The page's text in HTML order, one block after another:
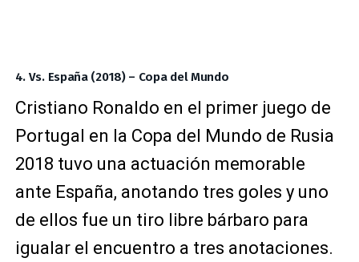
4. Vs. España (2018) – Copa del Mundo
Cristiano Ronaldo en el primer juego de
Portugal en la Copa del Mundo de Rusia
2018 tuvo una actuación memorable
ante España, anotando tres goles y uno
de ellos fue un tiro libre bárbaro para
igualar el encuentro a tres anotaciones.